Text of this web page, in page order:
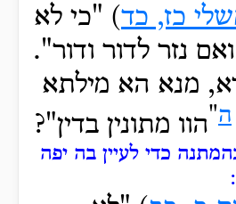
כז, כד) "כי לא
נזר לדור ודור".
מנא הא מילתא
ה"הוו מתונין בדין"?
כדי לעיין בה יפה